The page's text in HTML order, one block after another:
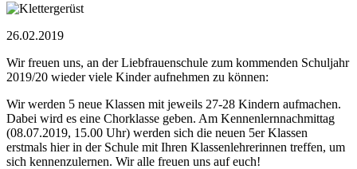
26.02.2019
Wir freuen uns, an der Liebfrauenschule zum kommenden Schuljahr
2019/20 wieder viele Kinder aufnehmen zu können:
Wir werden 5 neue Klassen mit jeweils 27-28 Kindern aufmachen.
Dabei wird es eine Chorklasse geben. Am Kennenlernnachmittag
(08.07.2019, 15.00 Uhr) werden sich die neuen 5er Klassen
erstmals hier in der Schule mit Ihren Klassenlehrerinnen treffen, um
sich kennenzulernen. Wir alle freuen uns auf euch!